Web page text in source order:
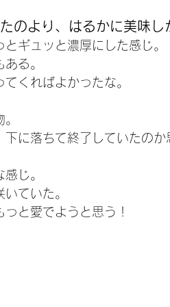
のより、はるかに美味し
とギュッと濃厚にした感じ。
る。
てくればよかったな。
下に落ちて終了していたの
じ。
ていた。
っと愛でようと思う！